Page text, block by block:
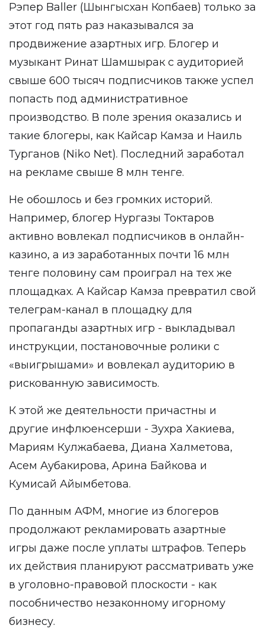
Рэпер Baller (Шынгысхан Копбаев) только за
этот год пять раз наказывался за
продвижение азартных игр. Блогер и
музыкант Ринат Шамшырак с аудиторией
свыше 600 тысяч подписчиков также успел
попасть под административное
производство. В поле зрения оказались и
такие блогеры, как Кайсар Камза и Наиль
Турганов (Niko Net). Последний заработал
на рекламе свыше 8 млн тенге.
Не обошлось и без громких историй.
Например, блогер Нургазы Токтаров
активно вовлекал подписчиков в онлайн-
казино, а из заработанных почти 16 млн
тенге половину сам проиграл на тех же
площадках. А Кайсар Камза превратил свой
телеграм-канал в площадку для
пропаганды азартных игр - выкладывал
инструкции, постановочные ролики с
«выигрышами» и вовлекал аудиторию в
рискованную зависимость.
К этой же деятельности причастны и
другие инфлюенсерши - Зухра Хакиева,
Мариям Кулжабаева, Диана Халметова,
Асем Аубакирова, Арина Байкова и
Кумисай Айымбетова.
По данным АФМ, многие из блогеров
продолжают рекламировать азартные
игры даже после уплаты штрафов. Теперь
их действия планируют рассматривать уже
в уголовно-правовой плоскости - как
пособничество незаконному игорному
бизнесу.